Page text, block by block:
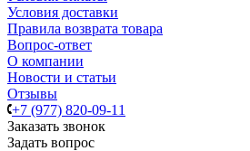
Условия доставки
Правила возврата товара
Вопрос-ответ
О компании
Новости и статьи
Отзывы
+7 (977) 820-09-11
Заказать звонок
Задать вопрос